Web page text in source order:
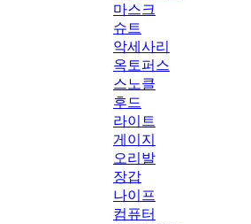
마스크
슈트
악세사리
옥토퍼스
스노클
후드
라이트
게이지
오리발
장갑
나이프
컴퓨터